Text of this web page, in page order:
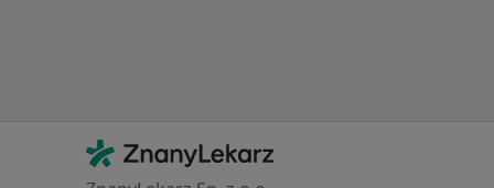
Kontakt
ZnanyLekarz - Strona główna